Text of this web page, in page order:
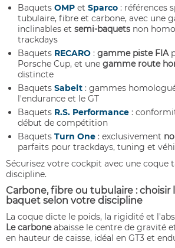
Baquets OMP et Sparco : références
tubulaire, fibre et carbone, avec une
inclinables et semi-baquets non
trackdays
Baquets RECARO : gamme piste FIA
Porsche Cup, et une gamme route
distincte
Baquets Sabelt : gammes
l'endurance et le GT
Baquets R.S. Performance :
début de compétition
Baquets Turn One : exclusivement
parfaits pour trackdays, tuning et
Sécurisez votre cockpit avec une coque
discipline.
Carbone, fibre ou tubulaire :
baquet selon votre discipline
La coque dicte le poids, la rigidité et
Le carboneabaisse le centre de gravité
en hauteur de caisse, idéal en GT3 et